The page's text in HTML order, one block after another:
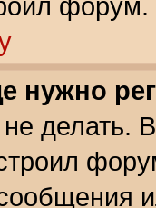
форум.
нужно
делать.